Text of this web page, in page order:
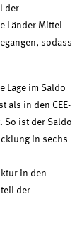
der
Länder Mittel-
sodass
Lage im Saldo
als in den CEE-
So ist der Saldo
in sechs
in den
der